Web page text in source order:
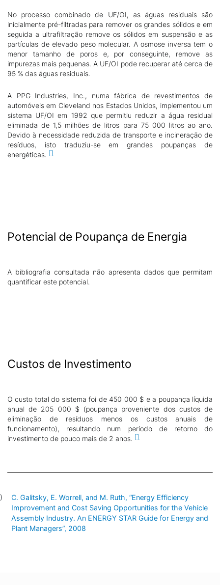
No processo combinado de UF/OI, as águas residuais são
inicialmente pré-filtradas para remover os grandes sólidos e em
seguida a ultrafiltração remove os sólidos em suspensão e as
partículas de elevado peso molecular. A osmose inversa tem o
menor tamanho de poros e, por conseguinte, remove as
impurezas mais pequenas. A UF/OI pode recuperar até cerca de
95 % das águas residuais.
A PPG Industries, Inc., numa fábrica de revestimentos de
automóveis em Cleveland nos Estados Unidos, implementou um
sistema UF/OI em 1992 que permitiu reduzir a água residual
eliminada de 1,5 milhões de litros para 75 000 litros ao ano.
Devido à necessidade reduzida de transporte e incineração de
resíduos, isto traduziu-se em grandes poupanças de
energéticas.
Potencial de Poupança de Energia
A bibliografia consultada não apresenta dados que permitam
quantificar este potencial.
Custos de Investimento
O custo total do sistema foi de 450 000 $ e a poupança líquida
anual de 205 000 $ (poupança proveniente dos custos de
eliminação de resíduos menos os custos anuais de
funcionamento), resultando num período de retorno do
investimento de pouco mais de 2 anos.
C. Galitsky, E. Worrell, and M. Ruth, “Energy Efficiency
Improvement and Cost Saving Opportunities for the Vehicle
Assembly Industry. An ENERGY STAR Guide for Energy and
Plant Managers”, 2008